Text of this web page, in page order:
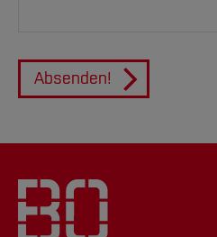
Absenden!